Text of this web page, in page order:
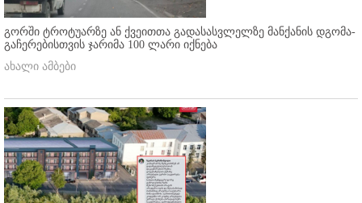
გორში ტროტუარზე ან ქვეითთა გადასასვლელზე მანქანის დგომა-
გაჩერებისთვის ჯარიმა 100 ლარი იქნება
ახალი ამბები